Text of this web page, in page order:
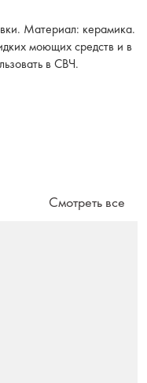
Материал: керамика.
моющих средств и в
в СВЧ.
Смотреть все